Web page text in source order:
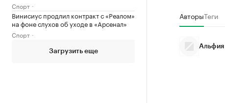
Спорт
Винисиус продлил контракт с «Реалом»
на фоне слухов об уходе в «Арсенал»
Спорт
Загрузить еще
АвторыТеги
Альфия